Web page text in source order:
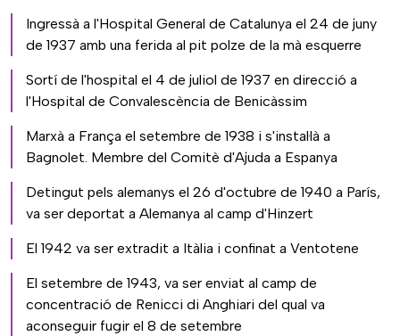
Ingressà a l'Hospital General de Catalunya el 24 de juny
de 1937 amb una ferida al pit polze de la mà esquerre
Sortí de l'hospital el 4 de juliol de 1937 en direcció a
l'Hospital de Convalescència de Benicàssim
Marxà a França el setembre de 1938 i s'instal·là a
Bagnolet. Membre del Comitè d'Ajuda a Espanya
Detingut pels alemanys el 26 d'octubre de 1940 a París,
va ser deportat a Alemanya al camp d'Hinzert
El 1942 va ser extradit a Itàlia i confinat a Ventotene
El setembre de 1943, va ser enviat al camp de
concentració de Renicci di Anghiari del qual va
aconseguir fugir el 8 de setembre